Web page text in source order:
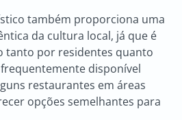
também proporciona uma
da cultura local, já que é
tanto por residentes quanto
disponível
restaurantes em áreas
opções semelhantes para